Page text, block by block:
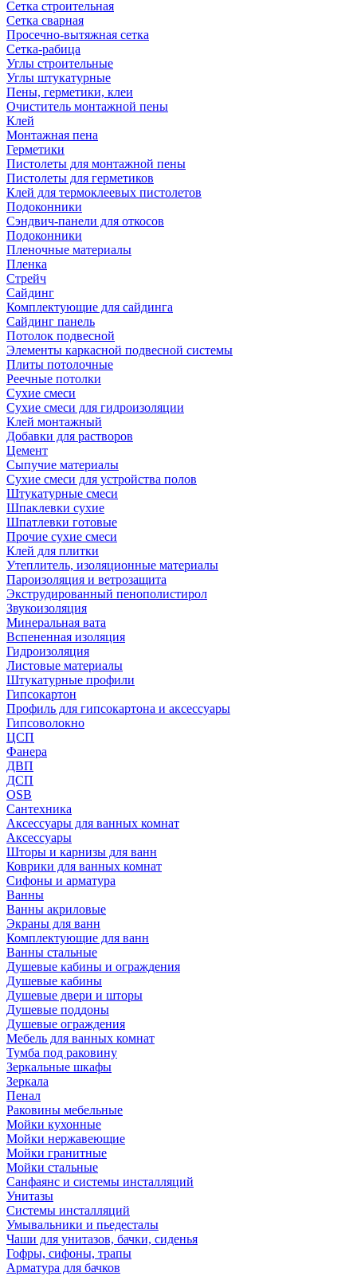
Сетка строительная
Сетка сварная
Просечно-вытяжная сетка
Сетка-рабица
Углы строительные
Углы штукатурные
Пены, герметики, клеи
Очиститель монтажной пены
Клей
Монтажная пена
Герметики
Пистолеты для монтажной пены
Пистолеты для герметиков
Клей для термоклеевых пистолетов
Подоконники
Сэндвич-панели для откосов
Подоконники
Пленочные материалы
Пленка
Стрейч
Сайдинг
Комплектующие для сайдинга
Сайдинг панель
Потолок подвесной
Элементы каркасной подвесной системы
Плиты потолочные
Реечные потолки
Сухие смеси
Сухие смеси для гидроизоляции
Клей монтажный
Добавки для растворов
Цемент
Сыпучие материалы
Сухие смеси для устройства полов
Штукатурные смеси
Шпаклевки сухие
Шпатлевки готовые
Прочие сухие смеси
Клей для плитки
Утеплитель, изоляционные материалы
Пароизоляция и ветрозащита
Экструдированный пенополистирол
Звукоизоляция
Минеральная вата
Вспененная изоляция
Гидроизоляция
Листовые материалы
Штукатурные профили
Гипсокартон
Профиль для гипсокартона и аксессуары
Гипсоволокно
ЦСП
Фанера
ДВП
ДСП
OSB
Сантехника
Аксессуары для ванных комнат
Аксессуары
Шторы и карнизы для ванн
Коврики для ванных комнат
Сифоны и арматура
Ванны
Ванны акриловые
Экраны для ванн
Комплектующие для ванн
Ванны стальные
Душевые кабины и ограждения
Душевые кабины
Душевые двери и шторы
Душевые поддоны
Душевые ограждения
Мебель для ванных комнат
Тумба под раковину
Зеркальные шкафы
Зеркала
Пенал
Раковины мебельные
Мойки кухонные
Мойки нержавеющие
Мойки гранитные
Мойки стальные
Санфаянс и системы инсталляций
Унитазы
Системы инсталляций
Умывальники и пьедесталы
Чаши для унитазов, бачки, сиденья
Гофры, сифоны, трапы
Арматура для бачков